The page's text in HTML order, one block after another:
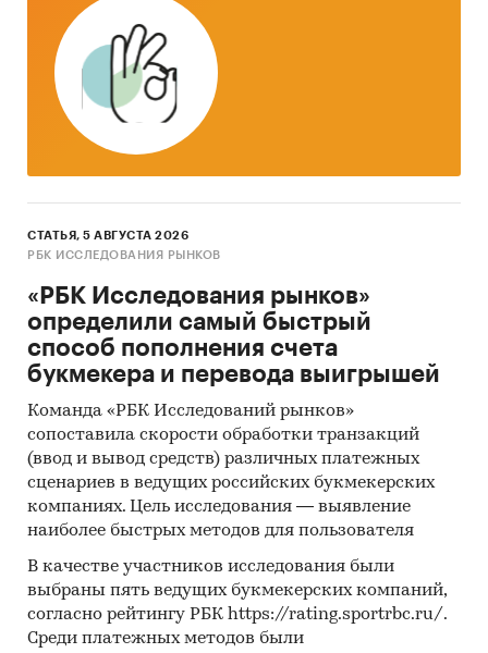
(количественный) анализ с применением
пакетов программ, к которым имеет доступ
наше агентство.
Контент-анализ выполняется в рамках
проведения Desk Research (кабинетное
исследование). В общем виде целью
сварочных и получить (рассчитать) показатели,
время и в будущем.
Источники получения информации
Базы данных Федеральной Таможенной
службы РФ, ФСГС РФ (Росстат).
Материалы DataMonitor, EuroMonitor,
Eurostat.
Печатные и электронные деловые и
специализированные издания,
аналитические обзоры.
Ресурсы сети Интернет в России и мире.
Экспертные опросы.
СТАТЬЯ, 5 АВГУСТА 2026
РБК ИССЛЕДОВАНИЯ РЫНКОВ
«РБК Исследования рынков»
определили самый быстрый
способ пополнения счета
букмекера и перевода выигрышей
Команда «РБК Исследований рынков»
сопоставила скорости обработки транзакций
(ввод и вывод средств) различных платежных
сценариев в ведущих российских букмекерских
компаниях. Цель исследования — выявление
наиболее быстрых методов для пользователя
В качестве участников исследования были
выбраны пять ведущих букмекерских компаний,
согласно рейтингу РБК https://rating.sportrbc.ru/.
Среди платежных методов были